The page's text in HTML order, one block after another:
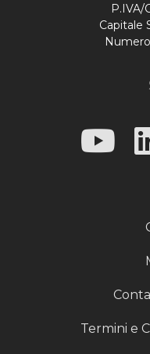
P.IVA/
Capitale
Termini e